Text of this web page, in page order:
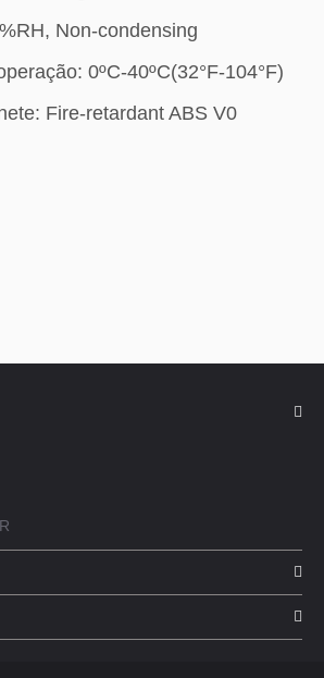
Non-condensing
0ºC-40ºC(32°F-104°F)
Fire-retardant ABS V0